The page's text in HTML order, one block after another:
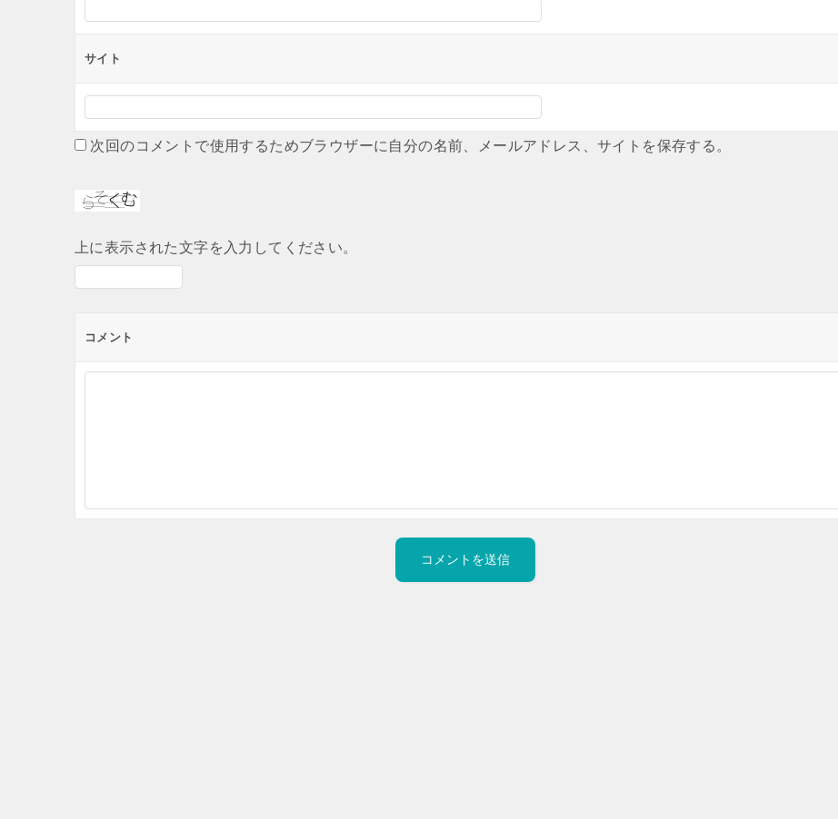
サイト
次回のコメントで使用するためブラウザーに自分の名前、メールアドレス、サイトを保存する。
上に表示された文字を入力してください。
コメント